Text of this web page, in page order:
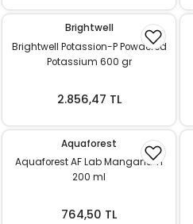
Brightwell
Brightwell Potassion-P Powdered
Potassium 600 gr
2.856,47 TL
Aquaforest
Aquaforest AF Lab Manganum
200 ml
764,50 TL